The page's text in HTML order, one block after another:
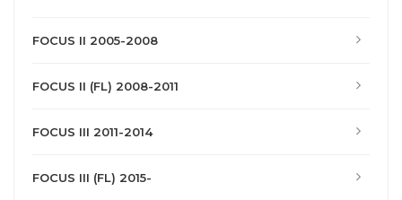
FOCUS II 2005-2008
FOCUS II (FL) 2008-2011
FOCUS III 2011-2014
FOCUS III (FL) 2015-